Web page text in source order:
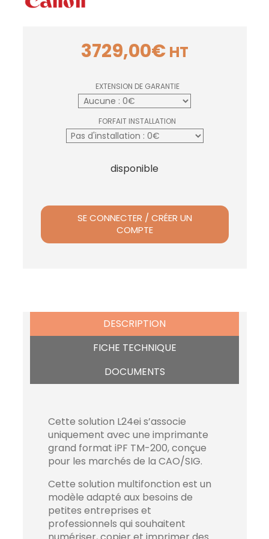
3729,00€ HT
EXTENSION DE GARANTIE
FORFAIT INSTALLATION
disponible
SE CONNECTER / CRÉER UN
COMPTE
DESCRIPTION
FICHE TECHNIQUE
DOCUMENTS
Cette solution L24ei s’associe
uniquement avec une imprimante
grand format iPF TM-200, conçue
pour les marchés de la CAO/SIG.
Cette solution multifonction est un
modèle adapté aux besoins de
petites entreprises et
professionnels qui souhaitent